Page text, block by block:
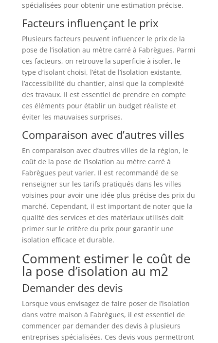
spécialisées pour obtenir une estimation précise.
Facteurs influençant le prix
Plusieurs facteurs peuvent influencer le prix de la
pose de l’isolation au mètre carré à Fabrègues. Parmi
ces facteurs, on retrouve la superficie à isoler, le
type d’isolant choisi, l’état de l’isolation existante,
l’accessibilité du chantier, ainsi que la complexité
des travaux. Il est essentiel de prendre en compte
ces éléments pour établir un budget réaliste et
éviter les mauvaises surprises.
Comparaison avec d’autres villes
En comparaison avec d’autres villes de la région, le
coût de la pose de l’isolation au mètre carré à
Fabrègues peut varier. Il est recommandé de se
renseigner sur les tarifs pratiqués dans les villes
voisines pour avoir une idée plus précise des prix du
marché. Cependant, il est important de noter que la
qualité des services et des matériaux utilisés doit
primer sur le critère du prix pour garantir une
isolation efficace et durable.
Comment estimer le coût de
la pose d’isolation au m2
Demander des devis
Lorsque vous envisagez de faire poser de l’isolation
dans votre maison à Fabrègues, il est essentiel de
commencer par demander des devis à plusieurs
entreprises spécialisées. Ces devis vous permettront